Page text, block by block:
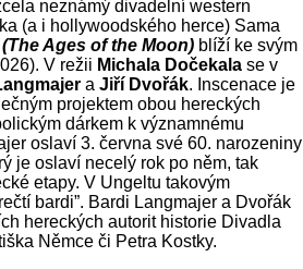
neznámý divadelní western
(a i hollywoodského herce) Sama
Ages of the Moon) blíží ke svým
V režii Michala Dočekala se v
a Jiří Dvořák. Inscenace je
projektem obou hereckých
dárkem k významnému
oslaví 3. června své 60. narozeniny
je oslaví necelý rok po něm, tak
etapy. V Ungeltu takovým
bardi”. Bardi Langmajer a Dvořák
hereckých autorit historie Divadla
Němce či Petra Kostky.